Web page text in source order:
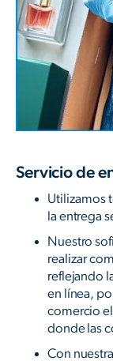
Servicio de
Utilizamos
la entrega
Nuestro
realizar
reflejando
en línea,
comercio
donde las
Con